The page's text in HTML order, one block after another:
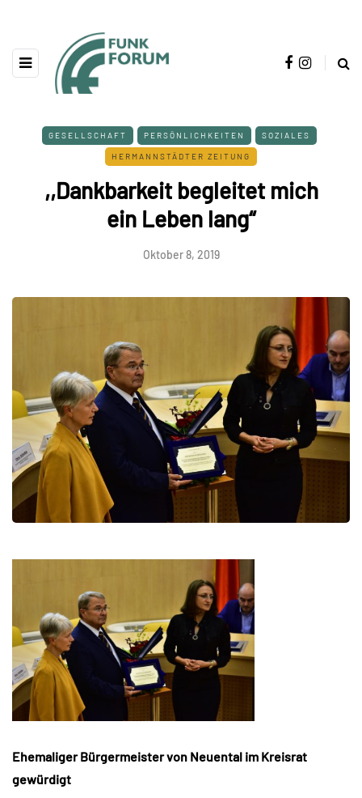
GESELLSCHAFT PERSÖNLICHKEITEN SOZIALES
HERMANNSTÄDTER ZEITUNG
,,Dankbarkeit begleitet mich
ein Leben lang“
Oktober 8, 2019
Ehemaliger Bürgermeister von Neuental im Kreisrat
gewürdigt